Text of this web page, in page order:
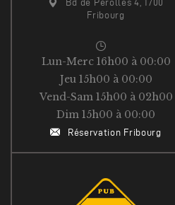
Bd de Pérolles 4, 1700
Fribourg
Lun-Merc 16h00 à 00:00
Jeu 15h00 à 00:00
Vend-Sam 15h00 à 02h00
Dim 15h00 à 00:00
Réservation Fribourg